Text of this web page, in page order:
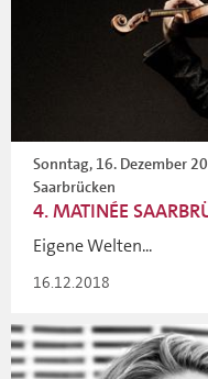
Sonntag, 16. Dezember
Saarbrücken
4. MATINÉE
Eigene Welten...
16.12.2018